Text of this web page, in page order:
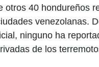
otros 40 hondureños
venezolanas.
ninguno ha
de los